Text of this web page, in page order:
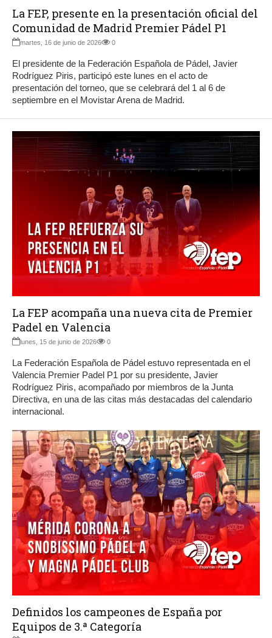
La FEP, presente en la presentación oficial del
Comunidad de Madrid Premier Pádel P1
martes, 16 de junio de 2026 0
El presidente de la Federación Española de Pádel, Javier
Rodríguez Piris, participó este lunes en el acto de
presentación del torneo, que se celebrará del 1 al 6 de
septiembre en el Movistar Arena de Madrid.
La FEP acompaña una nueva cita de Premier
Padel en Valencia
lunes, 15 de junio de 2026 0
La Federación Española de Pádel estuvo representada en el
Valencia Premier Padel P1 por su presidente, Javier
Rodríguez Piris, acompañado por miembros de la Junta
Directiva, en una de las citas más destacadas del calendario
internacional.
Definidos los campeones de España por
Equipos de 3.ª Categoría